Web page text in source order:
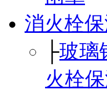
消火栓
├玻璃
火栓